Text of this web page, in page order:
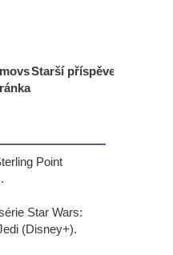
Starší příspěvek
Point
Star Wars:
(Disney+).